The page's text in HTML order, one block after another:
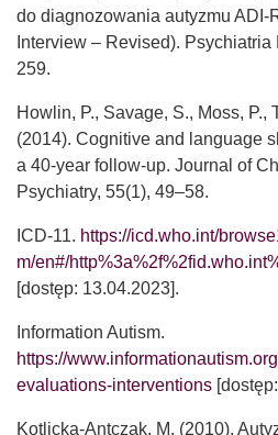
do diagnozowania autyzmu ADI-
Interview – Revised).
259.
Howlin, P., Savage, S., Moss, P.,
(2014). Cognitive and language
a 40-year follow-up. Journal of
Psychiatry, 55(1), 49–58.
ICD-11. https://icd.who.int/
m/en#/
[dostęp: 13.04.2023].
Information Autism.
https://
evaluations-interventions
Kotlicka-Antczak, M. (2010).